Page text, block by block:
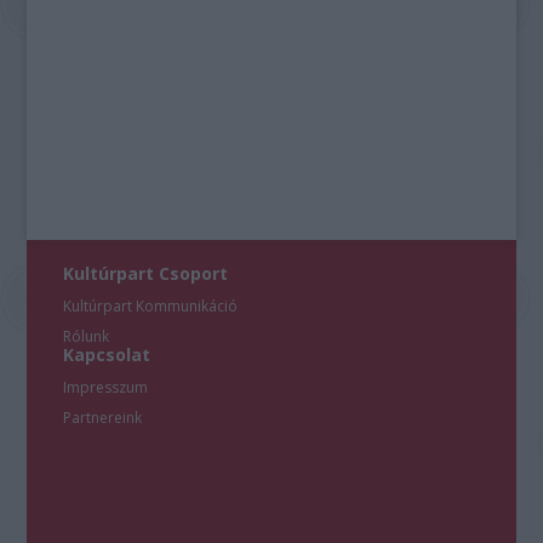
Kultúrpart Csoport
Kultúrpart Kommunikáció
Rólunk
Kapcsolat
Impresszum
Partnereink